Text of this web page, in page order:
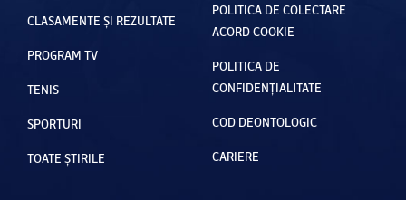
CLASAMENTE ȘI REZULTATE
PROGRAM TV
TENIS
SPORTURI
TOATE ȘTIRILE
POLITICA DE COLECTARE
ACORD COOKIE
POLITICA DE
CONFIDENȚIALITATE
COD DEONTOLOGIC
CARIERE